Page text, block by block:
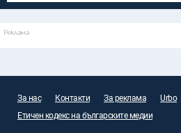
Реклама
За нас Контакти За реклама Urbo
Етичен кодекс на българските медии